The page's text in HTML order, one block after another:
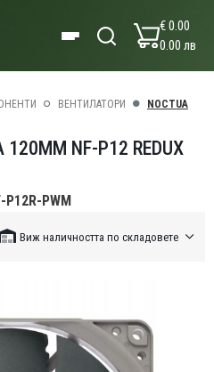
€ 0.00
0.00 лв
ВЕНТИЛАТОРИ NOCTUA
NF-P12 REDUX
P12R-PWM
Виж наличността по складовете